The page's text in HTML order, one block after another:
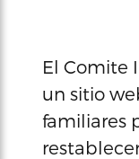
El Comite
un sitio
familiares